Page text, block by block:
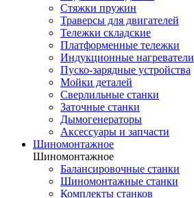
Стяжки пружин
Траверсы для двигателей
Тележки складские
Платформенные тележки
Индукционные нагреватели
Пуско-зарядные устройства
Мойки деталей
Сверлильные станки
Заточные станки
Дымогенераторы
Аксессуары и запчасти
Шиномонтажное
Шиномонтажное
Балансировочные станки
Шиномонтажные станки
Комплекты станков